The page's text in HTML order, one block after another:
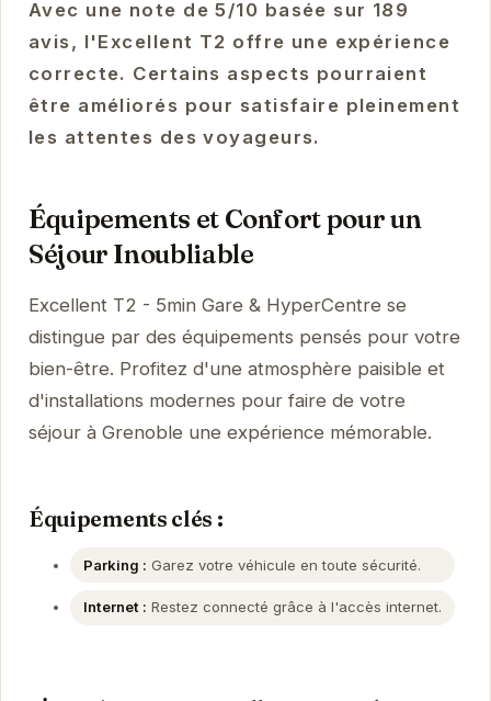
Avec une note de 5/10 basée sur 189
avis, l'Excellent T2 offre une expérience
correcte. Certains aspects pourraient
être améliorés pour satisfaire pleinement
les attentes des voyageurs.
Équipements et Confort pour un
Séjour Inoubliable
Excellent T2 - 5min Gare & HyperCentre se
distingue par des équipements pensés pour votre
bien-être. Profitez d'une atmosphère paisible et
d'installations modernes pour faire de votre
séjour à Grenoble une expérience mémorable.
Équipements clés :
Parking : Garez votre véhicule en toute sécurité.
Internet : Restez connecté grâce à l'accès internet.